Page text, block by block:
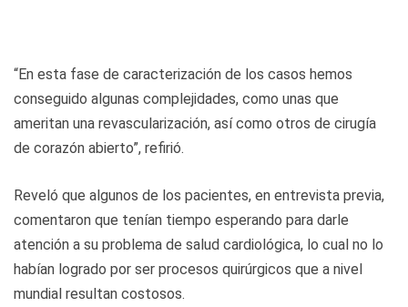
“En esta fase de caracterización de los casos hemos
conseguido algunas complejidades, como unas que
ameritan una revascularización, así como otros de cirugía
de corazón abierto”, refirió.
Reveló que algunos de los pacientes, en entrevista previa,
comentaron que tenían tiempo esperando para darle
atención a su problema de salud cardiológica, lo cual no lo
habían logrado por ser procesos quirúrgicos que a nivel
mundial resultan costosos.